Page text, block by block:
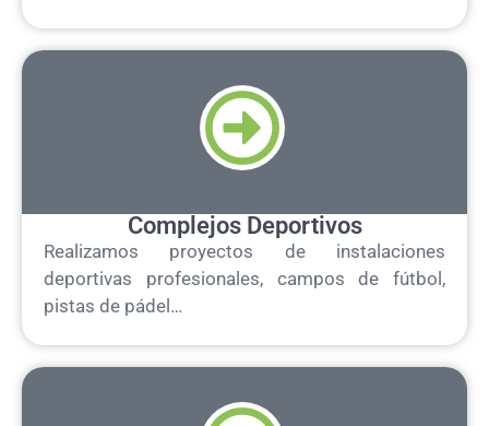
Complejos Deportivos
Realizamos proyectos de instalaciones
deportivas profesionales, campos de fútbol,
pistas de pádel…